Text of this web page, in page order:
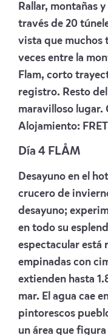
Rallar, montañas
través de 20
vista que muchos
veces entre la
Flam, corto
registro. Resto
maravilloso lugar.
Alojamiento:
Día 4 FLÅM
Desayuno en el
crucero de
desayuno;
en todo su
espectacular está
empinadas con
extienden hasta
mar. El agua cae
pintorescos
un área que